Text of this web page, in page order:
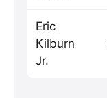
Eric
Kilburn
Jr.